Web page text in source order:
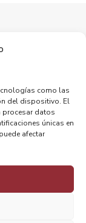
como las
del dispositivo. El
procesar datos
únicas en
afectar